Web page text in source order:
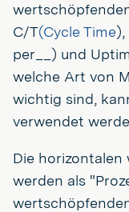
C/T(Cycle Time
per__) und
welche Art von
wichtig sind,
verwendet
Die
werden als